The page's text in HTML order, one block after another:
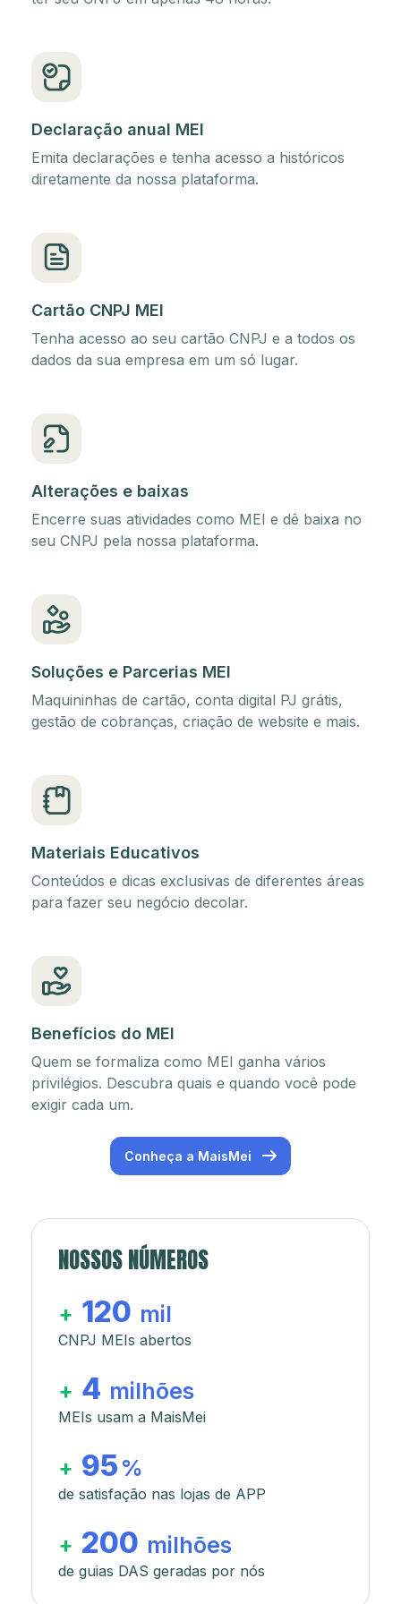
Declaração anual MEI
Emita declarações e tenha acesso a históricos
diretamente da nossa plataforma.
Cartão CNPJ MEI
Tenha acesso ao seu cartão CNPJ e a todos os
dados da sua empresa em um só lugar.
Alterações e baixas
Encerre suas atividades como MEI e dê baixa no
seu CNPJ pela nossa plataforma.
Soluções e Parcerias MEI
Maquininhas de cartão, conta digital PJ grátis,
gestão de cobranças, criação de website e mais.
Materiais Educativos
Conteúdos e dicas exclusivas de diferentes áreas
para fazer seu negócio decolar.
Benefícios do MEI
Quem se formaliza como MEI ganha vários
privilégios. Descubra quais e quando você pode
exigir cada um.
Conheça a MaisMei
NOSSOS NÚMEROS
+ 120 mil
CNPJ MEIs abertos
+ 4 milhões
MEIs usam a MaisMei
+ 95 %
de satisfação nas lojas de APP
+ 200 milhões
de guias DAS geradas por nós